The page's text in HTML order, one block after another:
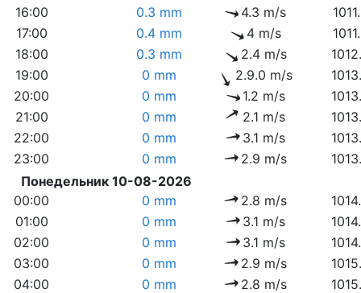
16:00
0.3 mm 4.3 m/s
17:00
0.4 mm 4 m/s
18:00
0.3 mm 2.4 m/s
19:00
0 mm 2.9.0 m/s
20:00
0 mm 1.2 m/s
21:00
0 mm 2.1 m/s
22:00
0 mm 3.1 m/s
23:00
0 mm 2.9 m/s
Понедельник 10-08-2026
00:00
0 mm 2.8 m/s
01:00
0 mm 3.1 m/s
02:00
0 mm 3.1 m/s
03:00
0 mm 2.9 m/s
04:00
0 mm 2.8 m/s